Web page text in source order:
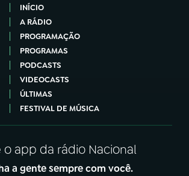
INÍCIO
A RÁDIO
PROGRAMAÇÃO
PROGRAMAS
PODCASTS
VIDEOCASTS
ÚLTIMAS
FESTIVAL DE MÚSICA
o app da rádio Nacional
a gente sempre com você.